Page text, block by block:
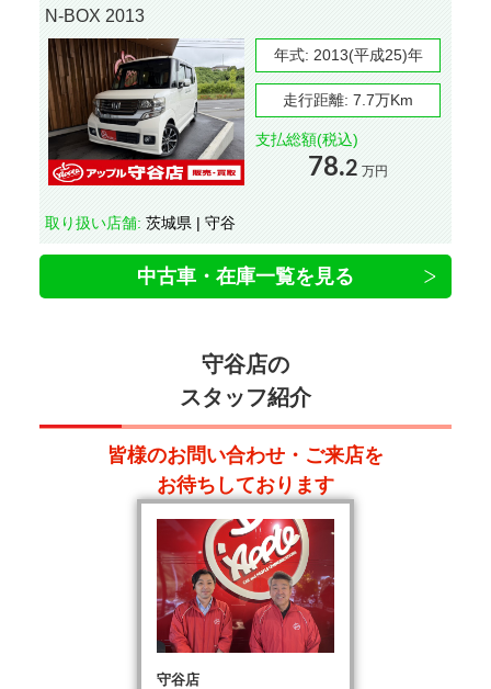
N-BOX 2013
年式: 2013(平成25)年
走行距離: 7.7万Km
支払総額(税込)
78.2 万円
取り扱い店舗: 茨城県 | 守谷
中古車・在庫一覧を見る
守谷店の
スタッフ紹介
皆様のお問い合わせ・ご来店を
お待ちしております
守谷店